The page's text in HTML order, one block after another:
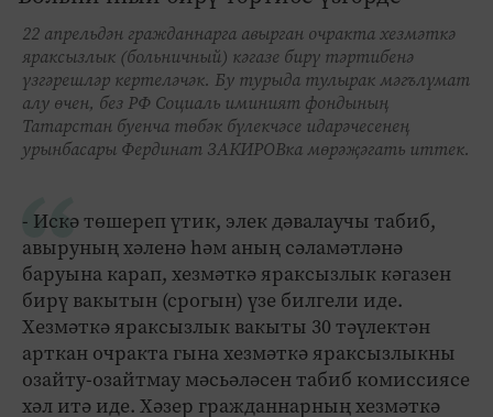
22 апрельдән гражданнарга авырган очракта хезмәткә
яраксызлык (больничный) кәгазе бирү тәртибенә
үзгәрешләр кертеләчәк. Бу турыда тулырак мәгълүмат
алу өчен, без РФ Социаль иминият фондының
Татарстан буенча төбәк бүлекчәсе идарәчесенең
урынбасары Фердинат ЗАКИРОВка мөрәҗәгать иттек.
- Искә төшереп үтик, элек дәвалаучы табиб,
авыруның хәленә һәм аның сәламәтләнә
баруына карап, хезмәткә яраксызлык кәгазен
бирү вакытын (срогын) үзе билгели иде.
Хезмәткә яраксызлык вакыты 30 тәүлектән
арткан очракта гына хезмәткә яраксызлыкны
озайту-озайтмау мәсьәләсен табиб комиссиясе
хәл итә иде. Хәзер гражданнарның хезмәткә